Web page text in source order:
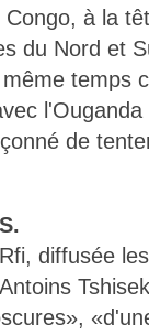
à la
du Nord et
temps
de
diffusée